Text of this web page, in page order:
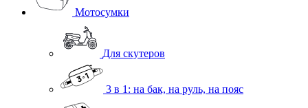
Мотосумки
Для скутеров
3 в 1: на бак, на руль, на пояс